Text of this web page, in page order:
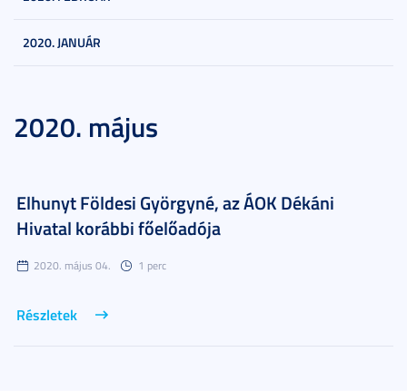
2020. JANUÁR
2020. május
Elhunyt Földesi Györgyné, az ÁOK Dékáni
Hivatal korábbi főelőadója
2020. május 04. 1 perc
Részletek